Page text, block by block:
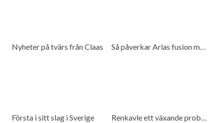
Nyheter på tvärs från Claas Så påverkar Arlas fusion med DMK mjölkproducenter
Första i sitt slag i Sverige Renkavle ett växande problem